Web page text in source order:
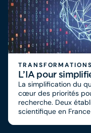
L’IA pour
La simplification du
cœur des priorités
recherche. Deux établissements majeurs de la recherche
scientifique en